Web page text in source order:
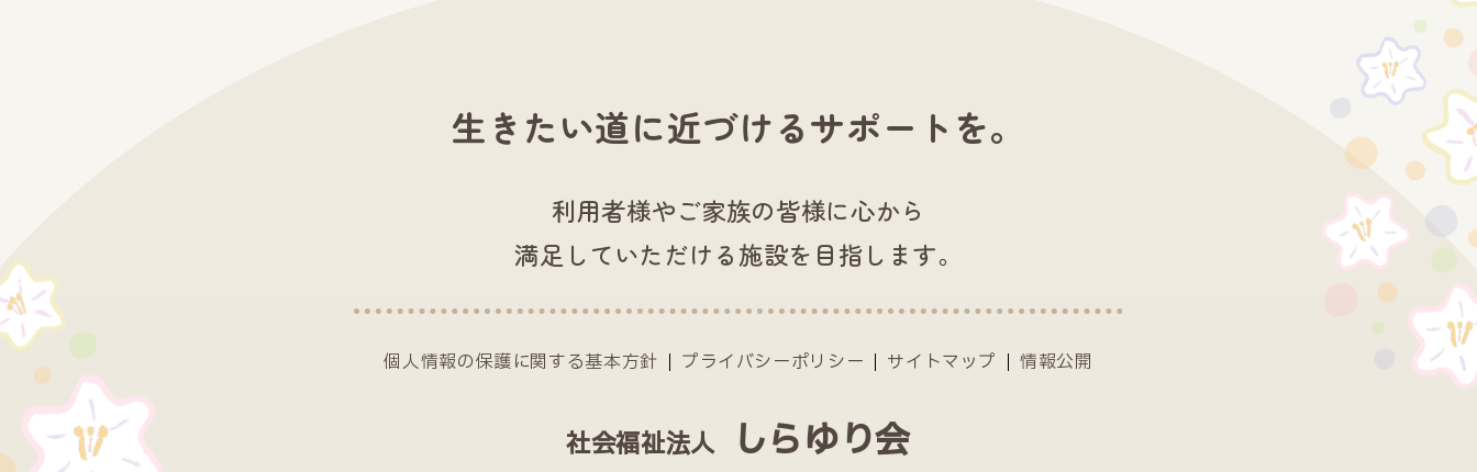
生きたい道に近づけるサポートを。
利用者様やご家族の皆様に心から
満足していただける施設を目指します。
個人情報の保護に関する基本方針 プライバシーポリシー サイトマップ 情報公開
社会福祉法人 しらゆり会